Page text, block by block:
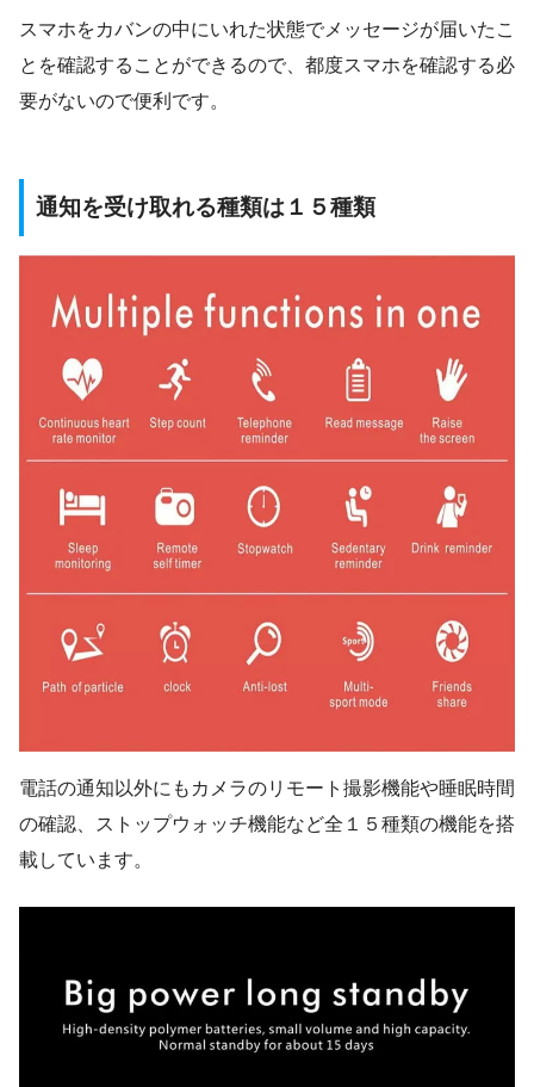
スマホをカバンの中にいれた状態でメッセージが届いたこ
とを確認することができるので、都度スマホを確認する必
要がないので便利です。
通知を受け取れる種類は１５種類
電話の通知以外にもカメラのリモート撮影機能や睡眠時間
の確認、ストップウォッチ機能など全１５種類の機能を搭
載しています。